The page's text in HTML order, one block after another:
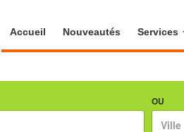
Accueil Nouveautés Services
OU